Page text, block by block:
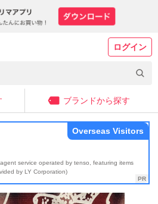
ログイン
ブランドから探す
service operated by tenso, featuring items
by LY Corporation)
Overseas Visitors